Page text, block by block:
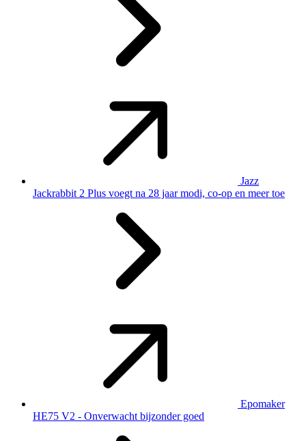
Jazz
Jackrabbit 2 Plus voegt na 28 jaar modi, co-op en meer toe
Epomaker
HE75 V2 - Onverwacht bijzonder goed